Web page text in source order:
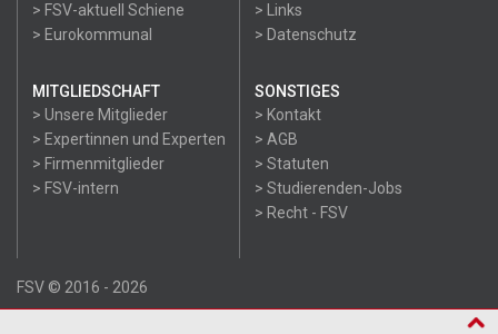
> FSV-aktuell Schiene
> Eurokommunal
> Links
> Datenschutz
MITGLIEDSCHAFT
> Unsere Mitglieder
> Expertinnen und Experten
> Firmenmitglieder
> FSV-intern
SONSTIGES
> Kontakt
> AGB
> Statuten
> Studierenden-Jobs
> Recht - FSV
FSV © 2016 - 2026